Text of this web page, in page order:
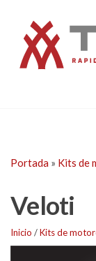
contenido
Portada » Kits de
Veloti
Inicio /Kits de